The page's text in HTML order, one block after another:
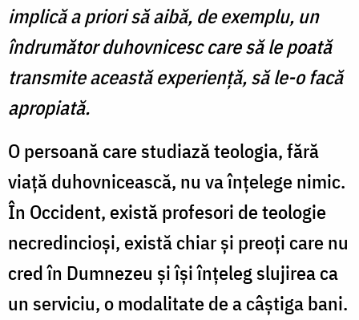
implică a priori să aibă, de exemplu, un
îndrumător duhovnicesc care să le poată
transmite această experienţă, să le-o facă
apropiată.
O persoană care studiază teologia, fără
viață duhovnicească, nu va înțelege nimic.
În Occident, există profesori de teologie
necredincioși, există chiar și preoți care nu
cred în Dumnezeu și îşi înţeleg slujirea ca
un serviciu, o modalitate de a câștiga bani.